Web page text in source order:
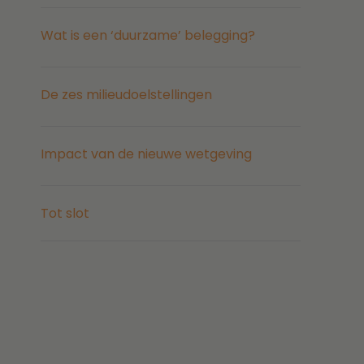
Wat is een ‘duurzame’ belegging?
De zes milieudoelstellingen
Impact van de nieuwe wetgeving
Tot slot